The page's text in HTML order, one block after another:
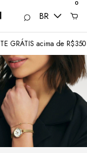
BR
0
acima de R$350